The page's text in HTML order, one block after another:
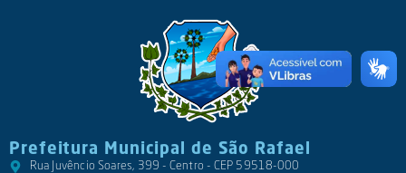
Prefeitura Municipal de São Rafael
Rua Juvêncio Soares, 399 - Centro - CEP 59518-000